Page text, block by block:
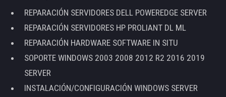
REPARACIÓN SERVIDORES DELL POWEREDGE SERVER
REPARACIÓN SERVIDORES HP PROLIANT DL ML
REPARACIÓN HARDWARE SOFTWARE IN SITU
SOPORTE WINDOWS 2003 2008 2012 R2 2016 2019
SERVER
INSTALACIÓN/CONFIGURACIÓN WINDOWS SERVER